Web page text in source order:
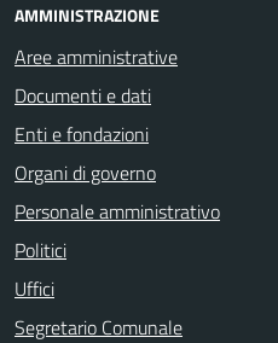
AMMINISTRAZIONE
Aree amministrative
Documenti e dati
Enti e fondazioni
Organi di governo
Personale amministrativo
Politici
Uffici
Segretario Comunale